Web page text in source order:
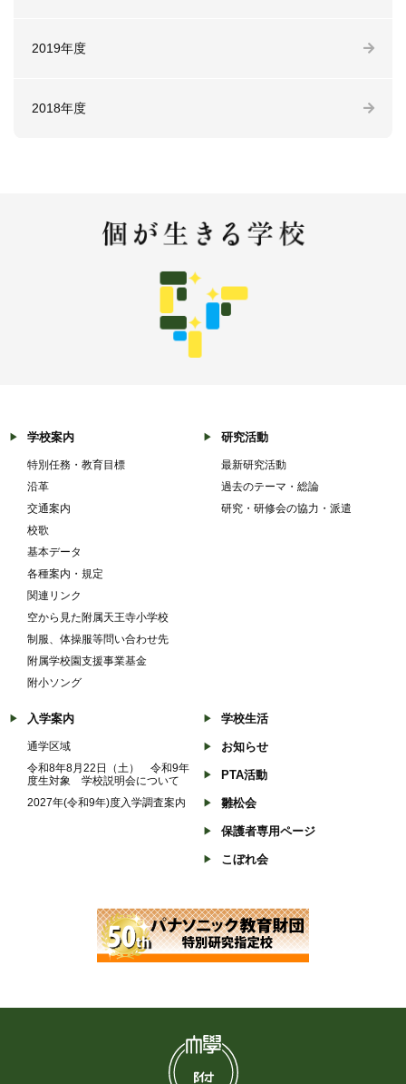
2019年度
2018年度
学校案内
特別任務・教育目標
沿革
交通案内
校歌
基本データ
各種案内・規定
関連リンク
空から見た附属天王寺小学校
制服、体操服等問い合わせ先
附属学校園支援事業基金
附小ソング
研究活動
最新研究活動
過去のテーマ・総論
研究・研修会の協力・派遣
入学案内
通学区域
令和8年8月22日（土） 令和9年
度生対象 学校説明会について
2027年(令和9年)度入学調査案内
学校生活
お知らせ
PTA活動
雛松会
保護者専用ページ
こぼれ会